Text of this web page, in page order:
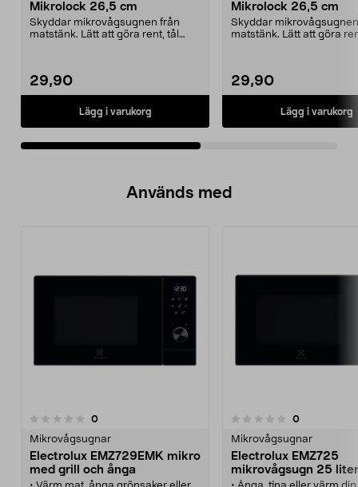
Mikrolock 26,5 cm
Skyddar mikrovågsugnen från
matstänk. Lätt att göra rent, tål
29,90
Lägg i varukorg
Mikrolock 26,5 cm
Skyddar
matstänk. Lätt att göra
29,90
Lägg i varukorg
Används med
0recensioner
Mikrovågsugnar
Electrolux EMZ729EMK mikro
med grill och ånga
0.0 av 5 stjärnor 0recensioner
Mikrovågsugnar
Electrolux EMZ725
mikrovågsugn 25
W